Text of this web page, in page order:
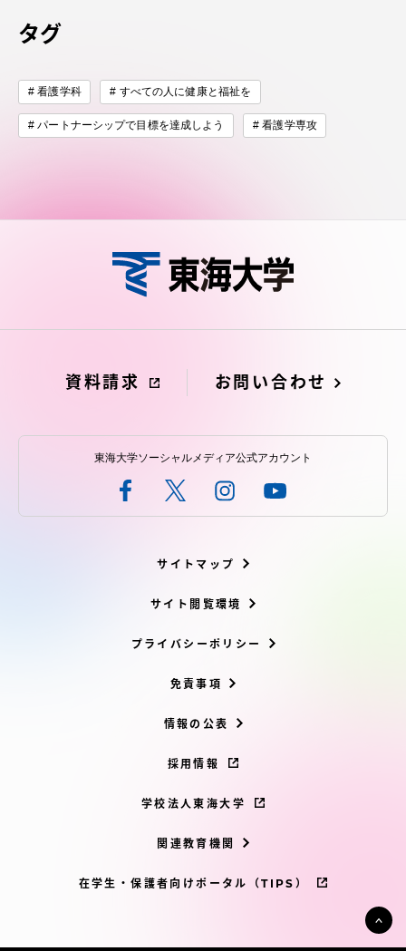
タグ
看護学科 すべての人に健康と福祉を
パートナーシップで目標を達成しよう 看護学専攻
資料請求 お問い合わせ
東海大学ソーシャルメディア公式アカウント
サイトマップ
サイト閲覧環境
プライバシーポリシー
免責事項
情報の公表
採用情報
学校法人東海大学
関連教育機関
在学生・保護者向けポータル（TIPS）